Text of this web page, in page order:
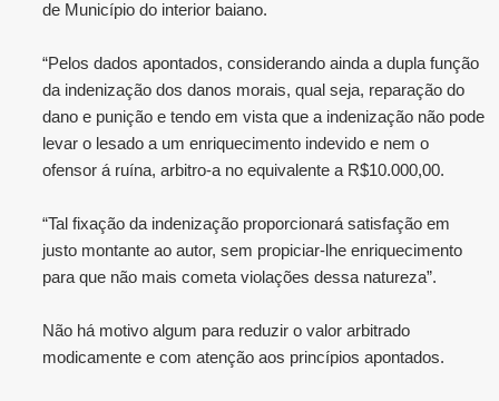
de Município do interior baiano.
“Pelos dados apontados, considerando ainda a dupla função
da indenização dos danos morais, qual seja, reparação do
dano e punição e tendo em vista que a indenização não pode
levar o lesado a um enriquecimento indevido e nem o
ofensor á ruína, arbitro-a no equivalente a R$10.000,00.
“Tal fixação da indenização proporcionará satisfação em
justo montante ao autor, sem propiciar-lhe enriquecimento
para que não mais cometa violações dessa natureza”.
Não há motivo algum para reduzir o valor arbitrado
modicamente e com atenção aos princípios apontados.